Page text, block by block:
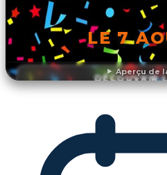
Aperçu de
LE 7
DÉCOUVRIR